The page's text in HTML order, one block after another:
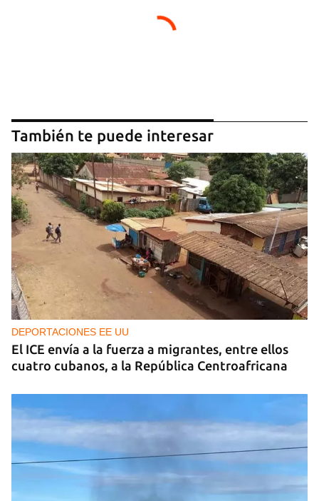
También te puede interesar
DEPORTACIONES EE UU
El ICE envía a la fuerza a migrantes, entre ellos
cuatro cubanos, a la República Centroafricana